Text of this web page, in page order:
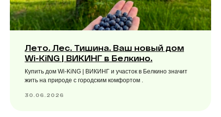
Лето. Лес. Тишина. Ваш новый дом
Wi-KiNG | ВИКИНГ в Белкино.
Купить дом Wi-KiNG | ВИКИНГ и участок в Белкино значит
жить на природе с городским комфортом .
30.06.2026